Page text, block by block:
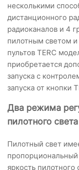
несколькими
дистанционного
радиоканалов и 4
пилотным светом
пультов TERC
приобретается
запуска с
запуска от кнопки
Два режима
пилотного света
Пилотный свет
яркость пилотного